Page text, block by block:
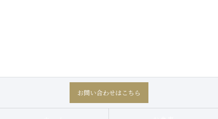
お問い合わせはこちら